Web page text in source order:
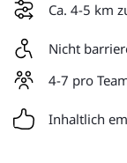
Ca. 4-5 km
Nicht
4-7 pro
Inhaltlich